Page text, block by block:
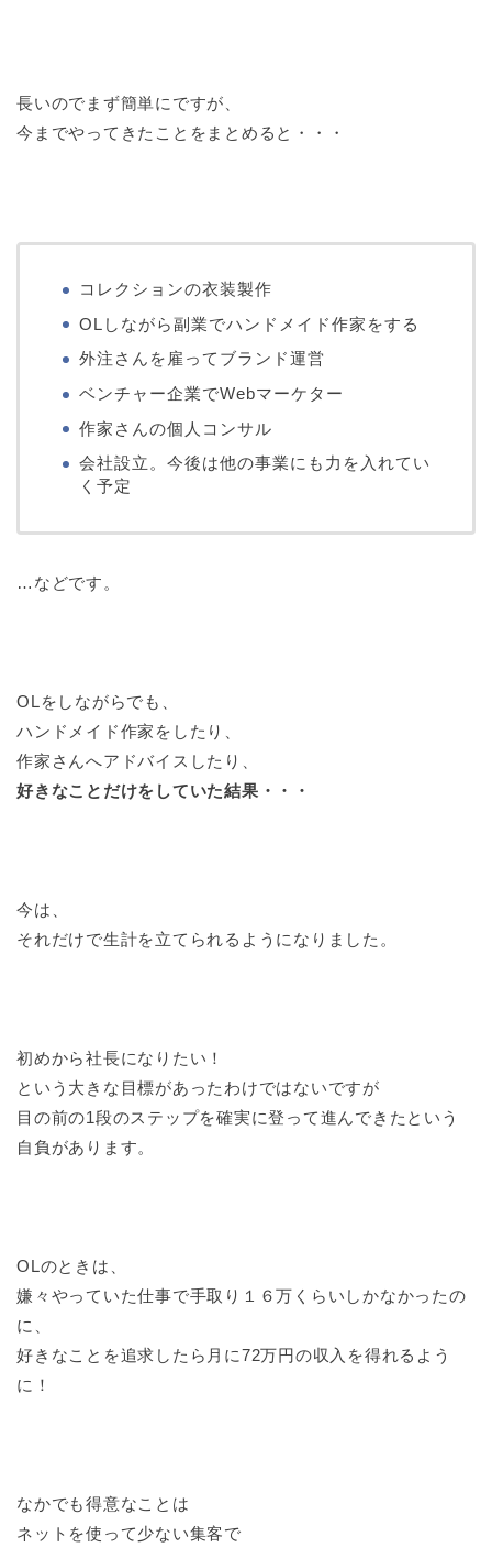
長いのでまず簡単にですが、
今までやってきたことをまとめると・・・
コレクションの衣装製作
OLしながら副業でハンドメイド作家をする
外注さんを雇ってブランド運営
ベンチャー企業でWebマーケター
作家さんの個人コンサル
会社設立。今後は他の事業にも力を入れてい
く予定
…などです。
OLをしながらでも、
ハンドメイド作家をしたり、
作家さんへアドバイスしたり、
好きなことだけをしていた結果・・・
今は、
それだけで生計を立てられるようになりました。
初めから社長になりたい！
という大きな目標があったわけではないですが
目の前の1段のステップを確実に登って進んできたという
自負があります。
OLのときは、
嫌々やっていた仕事で手取り１６万くらいしかなかったの
に、
好きなことを追求したら月に72万円の収入を得れるよう
に！
なかでも得意なことは
ネットを使って少ない集客で